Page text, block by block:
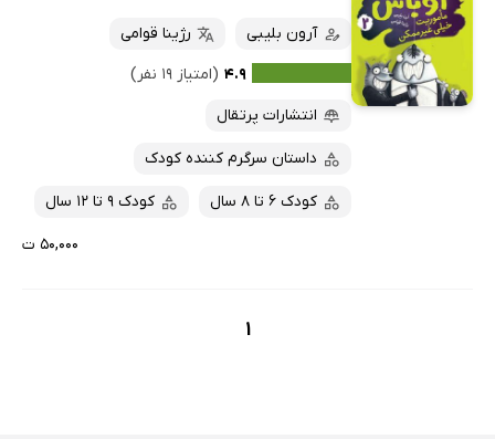
آرون بلیبی
رژینا قوامی
۴.۹ (امتیاز ۱۹ نفر)
انتشارات پرتقال
داستان سرگرم کننده کودک
کودک 6 تا 8 سال کودک 9 تا 12 سال
۵۰,۰۰۰ ت
1